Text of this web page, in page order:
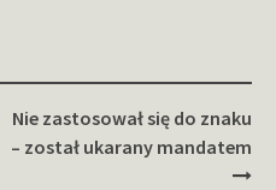
Nie zastosował się do znaku
– został ukarany mandatem